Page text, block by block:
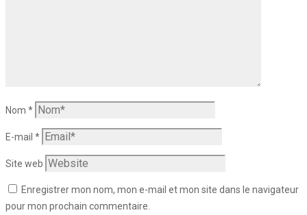
Nom *
E-mail *
Site web
Enregistrer mon nom, mon e-mail et mon site dans le navigateur
pour mon prochain commentaire.